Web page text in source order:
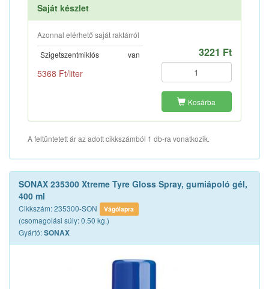
Saját készlet
Azonnal elérhető saját raktárról
Szigetszentmiklós
van
5368 Ft/liter
3221 Ft
Kosárba
A feltüntetett ár az adott cikkszámból 1 db-ra vonatkozik.
SONAX 235300 Xtreme Tyre Gloss Spray, gumiápoló gél,
400 ml
Cikkszám: 235300-SON Vágólapra
(csomagolási súly: 0.50 kg.)
Gyártó:SONAX